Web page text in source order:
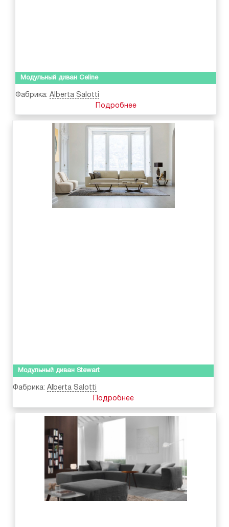
Модульный диван Celine
Фабрика: Alberta Salotti
Подробнее
Модульный диван Stewart
Фабрика: Alberta Salotti
Подробнее